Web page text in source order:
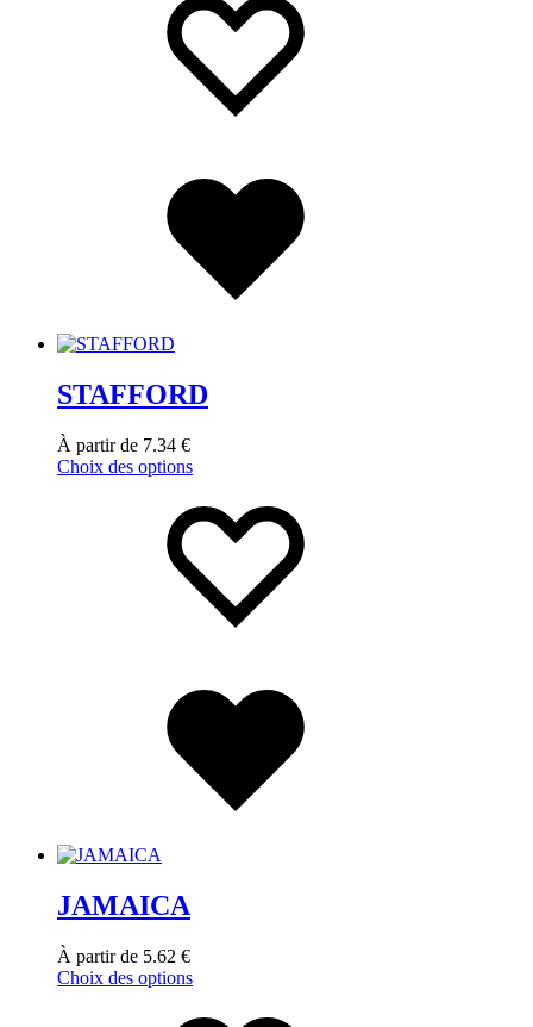
STAFFORD
À partir de 7.34 €
Choix des options
JAMAICA
À partir de 5.62 €
Choix des options